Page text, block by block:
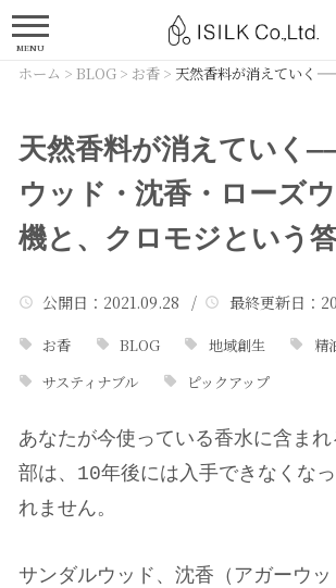
MENU
ホーム > BLOG> お香> 天然香料が消えていく
天然香料が消えていく
ウッド・沈香・ローズ
機と、クロモジという
公開日 ：2021.09.28 / 最終更新日 ：
お香 BLOG 地域創生
精
サスティナブル
ピックアップ
あなたが今使っている香水に含ま
部は、10年後には入手できなくな
れません。
サンダルウッド、沈香（アガーウ